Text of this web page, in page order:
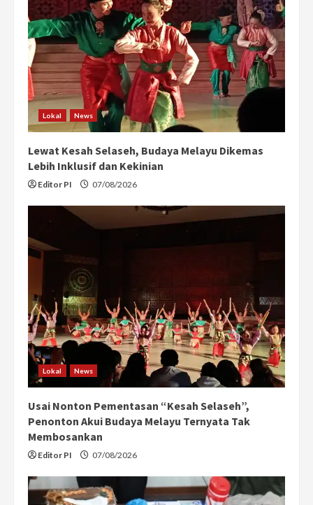
Lokal News
Lewat Kesah Selaseh, Budaya Melayu Dikemas
Lebih Inklusif dan Kekinian
Editor PI 07/08/2026
Lokal News
Usai Nonton Pementasan “Kesah Selaseh”,
Penonton Akui Budaya Melayu Ternyata Tak
Membosankan
Editor PI 07/08/2026